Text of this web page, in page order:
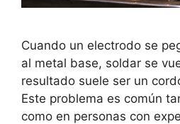
Cuando un electrodo se
al metal base, soldar se
resultado suele ser un
Este problema es común
como en personas con